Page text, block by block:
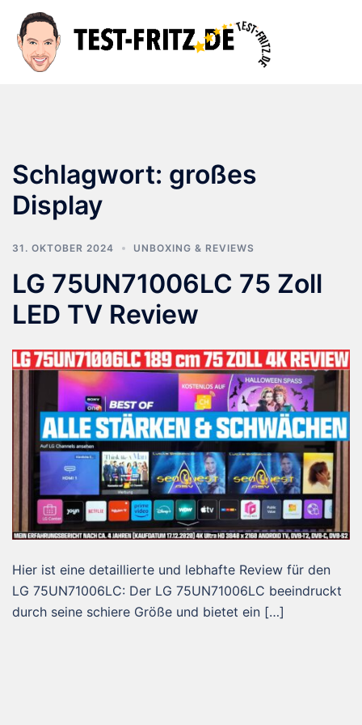
Inhalt
springen
Schlagwort: großes
Display
31. OKTOBER 2024 UNBOXING & REVIEWS
LG 75UN71006LC 75 Zoll
LED TV Review
Hier ist eine detaillierte und lebhafte Review für den
LG 75UN71006LC: Der LG 75UN71006LC beeindruckt
durch seine schiere Größe und bietet ein […]